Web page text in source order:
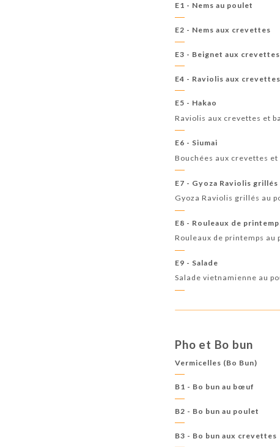
E1 - Nems au poulet
E2 - Nems aux crevettes
E3 - Beignet aux crevettes
E4 - Raviolis aux
E5 - Hakao
Raviolis aux crevettes et
E6 - Siumai
Bouchées aux crevettes
E7 - Gyoza Raviolis grillés
Gyoza Raviolis grillés au
E8 - Rouleaux de
Rouleaux de printemps au
E9 - Salade
Salade vietnamienne au
Pho et Bo bun
Vermicelles (Bo Bun)
B1 - Bo bun au bœuf
B2 - Bo bun au poulet
B3 - Bo bun aux crevettes